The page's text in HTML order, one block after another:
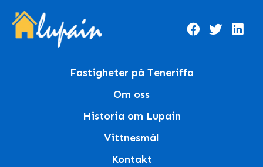
Fastigheter på Teneriffa
Om oss
Historia om Lupain
Vittnesmål
Kontakt